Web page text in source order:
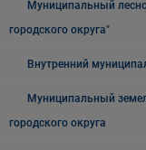
Муниципальный
городского округа"
Внутренний
Муниципальный
городского округа